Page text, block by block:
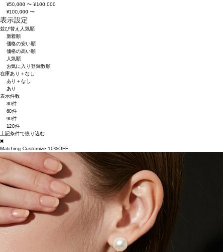
¥50,000 〜 ¥100,000
¥100,000 〜
表示設定
並び替え 人気順
新着順
価格の安い順
価格の高い順
人気順
お気に入り登録数順
在庫あり＋なし
あり＋なし
あり
表示件数
30件
60件
90件
120件
上記条件で絞り込む
Matching Customize 10%OFF